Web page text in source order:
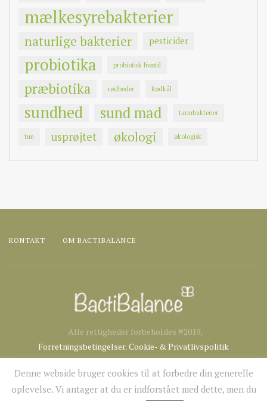
mælkesyrebakterier
naturlige bakterier pesticider
probiotika probiotisk livsstil
præbiotika rødbeder Rødkål
sundhed sund mad tarmbakterier
tun usprøjtet økologi økologisk
KONTAKT OM BACTIBALANCE
Alle rettigheder forbeholdes ®2019,
Forretningsbetingelser, Cookie- & Privatlivspolitik
Denne webside bruger cookies til at forbedre din generelle
oplevelse. Vi antager at du er indforstået med dette, men du